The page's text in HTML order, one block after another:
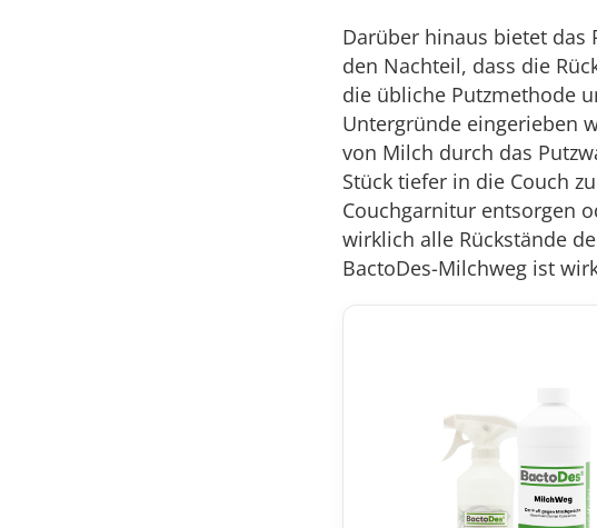
Darüber hinaus bietet das
den Nachteil, dass die
die übliche Putzmethode
Untergründe eingerieben
von Milch durch das
Stück tiefer in die Couch
Couchgarnitur entsorgen
wirklich alle Rückstände
BactoDes-Milchweg ist